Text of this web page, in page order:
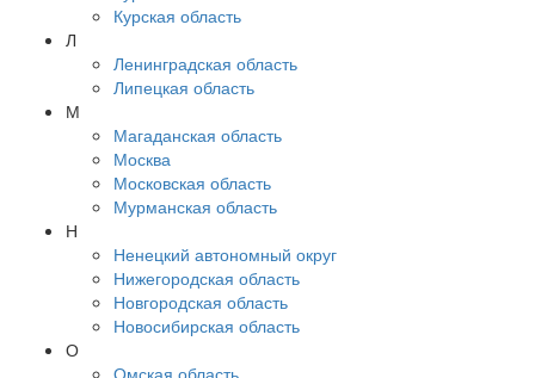
Курская область
Л
Ленинградская область
Липецкая область
М
Магаданская область
Москва
Московская область
Мурманская область
Н
Ненецкий автономный округ
Нижегородская область
Новгородская область
Новосибирская область
О
Омская область